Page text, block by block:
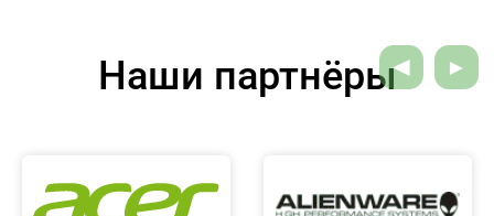
Наши партнёры